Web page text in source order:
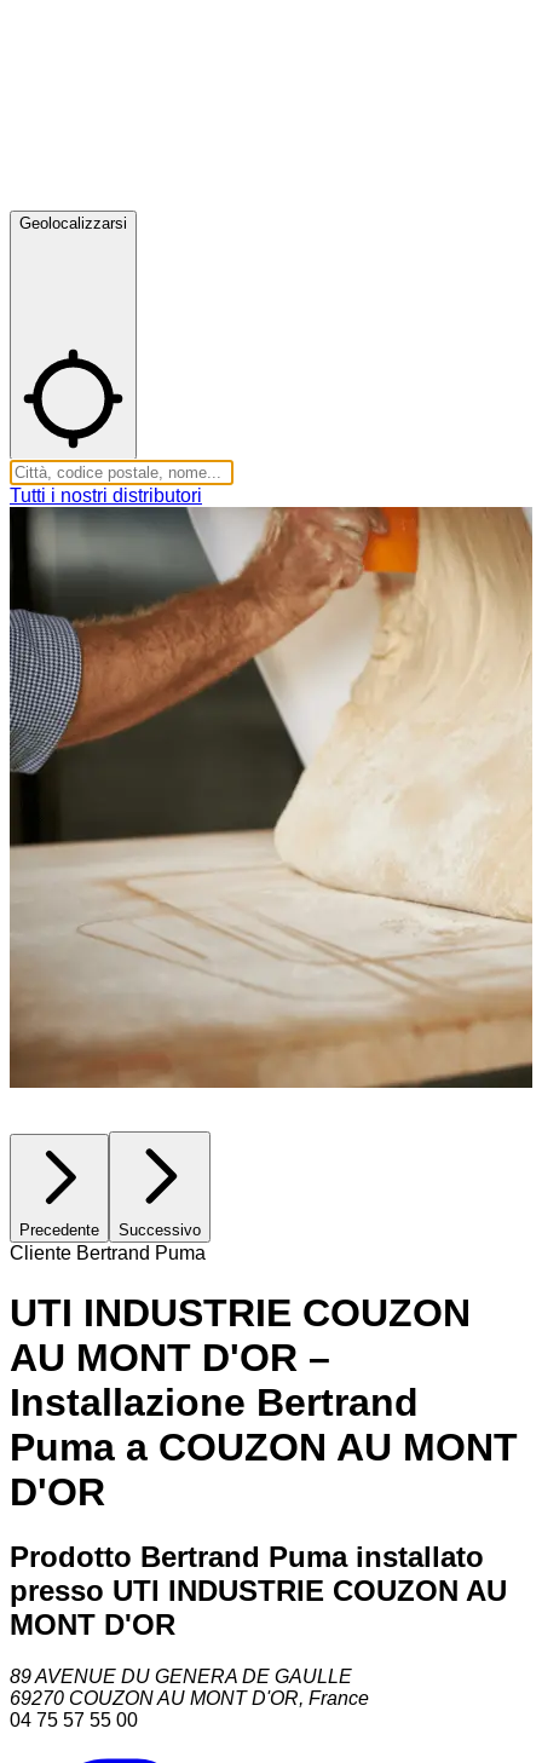
Geolocalizzarsi
Tutti i nostri distributori
Precedente Successivo
Cliente Bertrand Puma
UTI INDUSTRIE COUZON
AU MONT D'OR –
Installazione Bertrand
Puma a COUZON AU MONT
D'OR
Prodotto Bertrand Puma installato
presso UTI INDUSTRIE COUZON AU
MONT D'OR
89 AVENUE DU GENERA DE GAULLE
69270 COUZON AU MONT D'OR, France
04 75 57 55 00